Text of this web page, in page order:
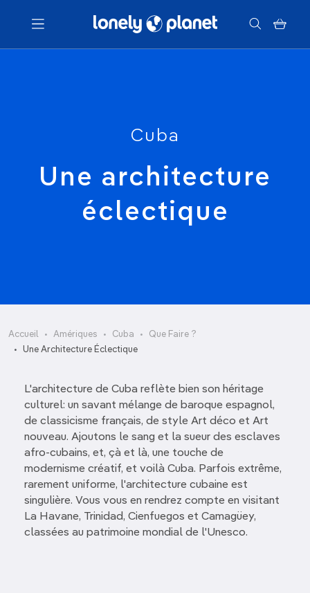
Menu
Cuba
Une architecture
éclectique
Accueil Amériques Cuba
Que Faire ?
Une Architecture Éclectique
L'architecture de Cuba reflète bien son héritage
culturel: un savant mélange de baroque espagnol,
de classicisme français, de style Art déco et Art
nouveau. Ajoutons le sang et la sueur des esclaves
afro-cubains, et, çà et là, une touche de
modernisme créatif, et voilà Cuba. Parfois extrême,
rarement uniforme, l'architecture cubaine est
singulière. Vous vous en rendrez compte en visitant
La Havane, Trinidad, Cienfuegos et Camagüey,
classées au patrimoine mondial de l'Unesco.